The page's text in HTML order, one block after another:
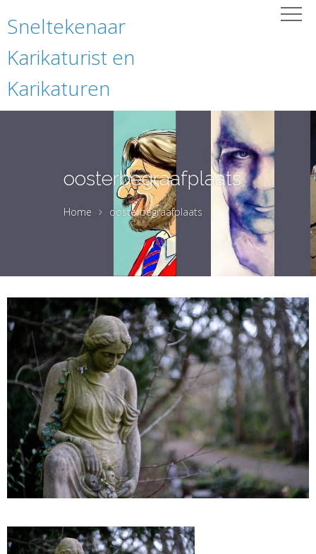
Sneltekenaar
Karikaturist en
Karikaturen
oosterbegraafplaats
Home oosterbegraafplaats